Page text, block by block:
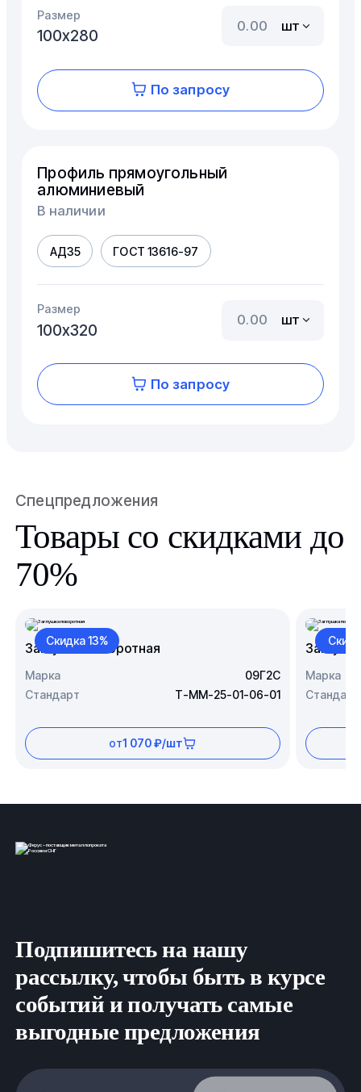
Размер
100х280
шт
По запросу
Профиль прямоугольный
алюминиевый
В наличии
АД35 ГОСТ 13616-97
Размер
100х320
шт
По запросу
Спецпредложения
Товары со скидками до
70%
Скидка 13%
Заглушка поворотная
Марка
09Г2С
Стандарт
Т-ММ-25-01-06-01
от1 070 ₽/шт
Марка
Стандарт
Подпишитесь на нашу
рассылку, чтобы быть в курсе
событий и получать самые
выгодные предложения